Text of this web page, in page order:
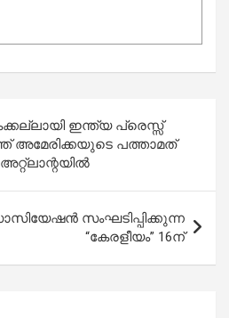
ഇന്ത്യ പ്രെസ്സ്
പത്താമത്
സംഘടിപ്പിക്കുന്ന
“കേരളീയം” 16ന്